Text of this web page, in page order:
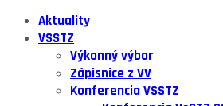
Aktuality
VSSTZ
Výkonný výbor
Zápisnice z VV
Konferencia VSSTZ